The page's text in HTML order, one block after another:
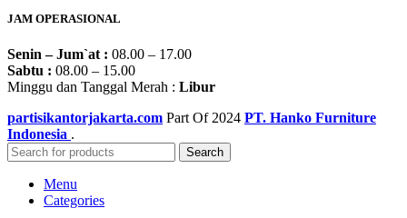
JAM OPERASIONAL
Senin – Jum`at : 08.00 – 17.00
Sabtu : 08.00 – 15.00
Minggu dan Tanggal Merah : Libur
partisikantorjakarta.com Part Of 2024 PT. Hanko Furniture
Indonesia .
Search
Menu
Categories